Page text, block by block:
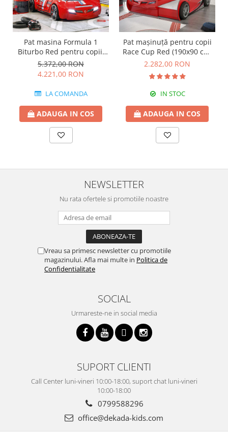
Pat masina Formula 1
Biturbo Red pentru copii,
Faruri LED și Design
Premium
5.372,00 RON
4.221,00 RON
LA COMANDA
ADAUGA IN COS
Pat mașinuță pentru copii
Race Cup Red (190x90 cm)
cu pat suplimentar (90x180
2.282,00 RON
IN STOC
ADAUGA IN COS
NEWSLETTER
Nu rata ofertele si promotiile noastre
Vreau sa primesc newsletter cu promotiile
magazinului. Afla mai multe in Politica de
Confidentialitate
SOCIAL
Urmareste-ne in social media
SUPORT CLIENTI
Call Center luni-vineri 10:00-18:00, suport chat luni-vineri
10:00-18:00
0799588296
office@dekada-kids.com